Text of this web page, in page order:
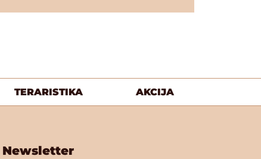
TERARISTIKA AKCIJA
Newsletter